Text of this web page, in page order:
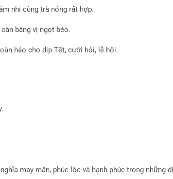
nhi cùng trà nóng rất hợp.
bằng vị ngọt béo.
hảo cho dịp Tết, cưới hỏi, lễ hội.
may mắn, phúc lộc và hạnh phúc trong những